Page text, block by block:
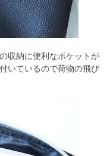
収納に便利なポケットが
いているので荷物の飛び